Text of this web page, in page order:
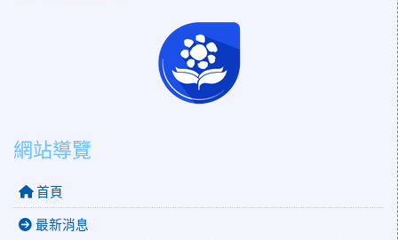
片
網站導覽
首頁
最新消息